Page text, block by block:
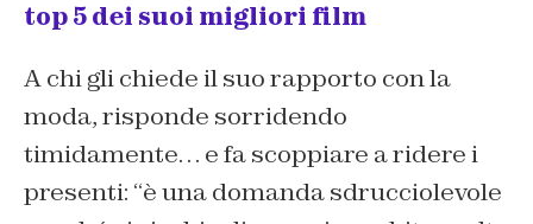
top 5 dei suoi migliori film
A chi gli chiede il suo rapporto con la
moda, risponde sorridendo
timidamente… e fa scoppiare a ridere i
presenti: “è una domanda sdrucciolevole